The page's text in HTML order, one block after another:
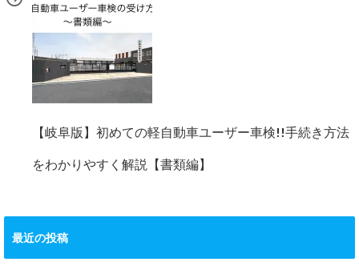
【岐阜版】初めての軽自動車ユーザー車検!!手続き方法
をわかりやすく解説【書類編】
最近の投稿